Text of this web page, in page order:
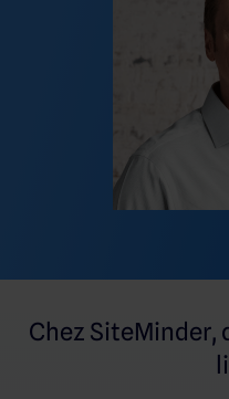
Chez SiteMinder,